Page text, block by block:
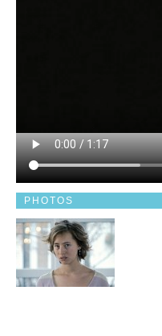
PHOTOS